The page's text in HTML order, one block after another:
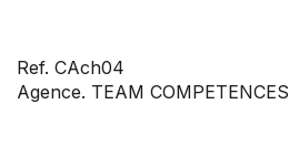
Ref. CAch04
Agence. TEAM COMPETENCES